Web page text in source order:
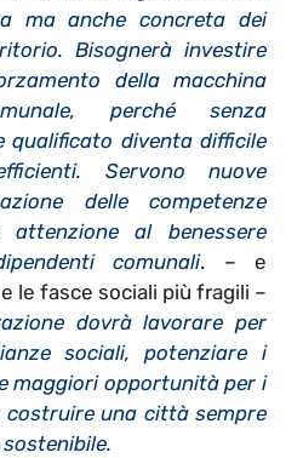
ma anche concreta dei
Bisognerà investire
della macchina
perché senza
qualificato diventa difficile
Servono nuove
delle competenze
al benessere
comunali. –e
le fasce sociali più fragili –
dovrà lavorare per
sociali, potenziare i
maggiori opportunità per i
costruire una città sempre